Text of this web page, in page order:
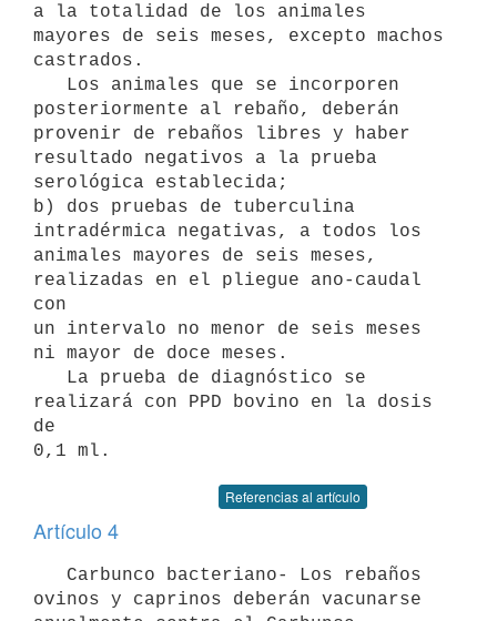
a la totalidad de los animales
mayores de seis meses, excepto machos
castrados.
posteriormente al rebaño, deberán
provenir de rebaños libres y haber
resultado negativos a la prueba
serológica establecida;
b) dos pruebas de tuberculina
intradérmica negativas, a todos los
animales mayores de seis meses,
realizadas en el pliegue ano-caudal
con
un intervalo no menor de seis meses
ni mayor de doce meses.
realizará con PPD bovino en la dosis
de
0,1 ml.
Referencias al artículo
Artículo 4
ovinos y caprinos deberán vacunarse